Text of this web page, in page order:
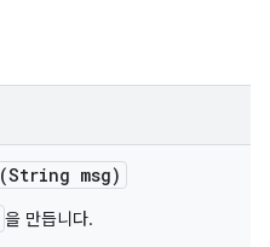
(String msg)
을 만듭니다.